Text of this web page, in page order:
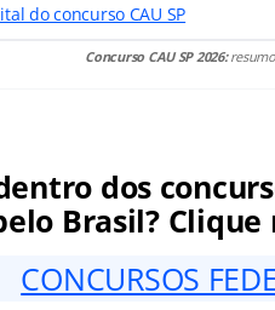
do concurso CAU SP
Concurso CAU SP 2026:resumo
dos
Brasil?
CONCURSOS